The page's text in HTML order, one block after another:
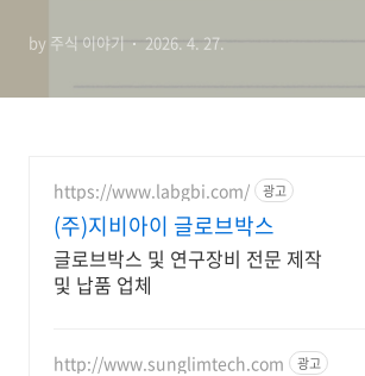
by 주식 이야기 2026. 4. 27.
https://www.labgbi.com/ 광고
(주)지비아이 글로브박스
글로브박스 및 연구장비 전문 제작
및 납품 업체
http://www.sunglimtech.com 광고